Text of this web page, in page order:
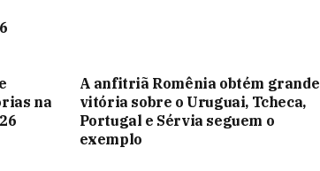
na
A anfitriã Romênia obtém grande
vitória sobre o Uruguai, Tcheca,
Portugal e Sérvia seguem o
exemplo